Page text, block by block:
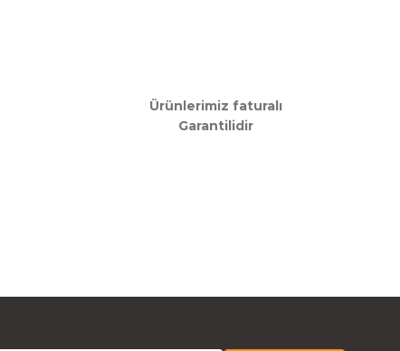
Ürünlerimiz faturalı
Garantilidir